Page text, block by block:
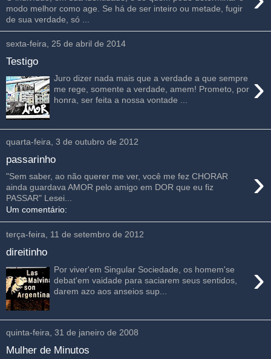
modo melhor como age. Se há de ser inteiro ou metade, fugir
de sua verdade, só ...
sexta-feira, 25 de abril de 2014
Testigo
›
Juro dizer nada mais que a verdade a que sempre
me rege, somente a verdade, amem! Prometo, por
honra, ser feita a nossa vontade ...
quarta-feira, 3 de outubro de 2012
passarinho
›
"Sem saber, ao não querer me ver, você me fez CHORAR
ainda guardava AMOR pelo amigo em DOR que eu fiz
PASSAR" Lesei...
Um comentário:
terça-feira, 11 de setembro de 2012
direitinho
›
Por viver'em Singular Sociedade, os homem'se
debat'em vaidade para saciarem seus sentidos,
darem azo aos anseios sup...
quinta-feira, 31 de janeiro de 2008
Mulher de Minutos